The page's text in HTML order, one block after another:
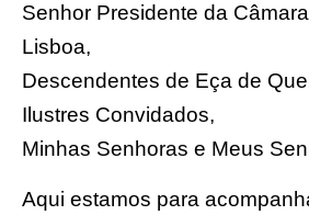
Senhor Presidente da
Lisboa,
Descendentes de Eça de
Ilustres Convidados,
Minhas Senhoras e Meus
Aqui estamos para